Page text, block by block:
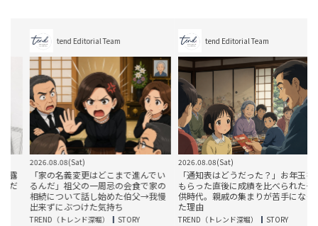
tend Editorial Team
2026.08.08(Sat)
「家の名義変更はどこまで進んでい
るんだ」祖父の一周忌の会食で家の
相続について話し始めた伯父→我慢
出来ずにぶつけた気持ち
TREND（トレンド深堀） STORY
tend Editorial Team
2026.08.08(Sat)
「通知表はどうだった？」お年玉を
もらった直後に成績を比べられた子
供時代。親戚の集まりが苦手になっ
た理由
TREND（トレンド深堀） STORY